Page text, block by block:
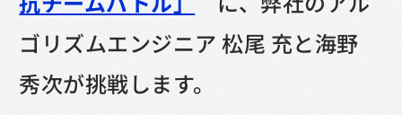
ゴリズムエンジニア 松尾 充と海野
秀次が挑戦します。